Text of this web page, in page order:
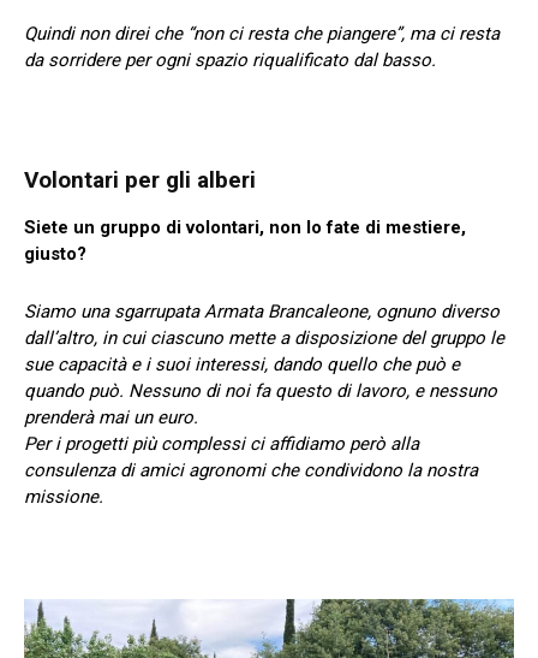
Quindi non direi che “non ci resta che piangere”, ma ci resta
da sorridere per ogni spazio riqualificato dal basso.
Volontari per gli alberi
Siete un gruppo di volontari, non lo fate di mestiere,
giusto?
Siamo una sgarrupata Armata Brancaleone, ognuno diverso
dall’altro, in cui ciascuno mette a disposizione del gruppo le
sue capacità e i suoi interessi, dando quello che può e
quando può. Nessuno di noi fa questo di lavoro, e nessuno
prenderà mai un euro.
Per i progetti più complessi ci affidiamo però alla
consulenza di amici agronomi che condividono la nostra
missione.